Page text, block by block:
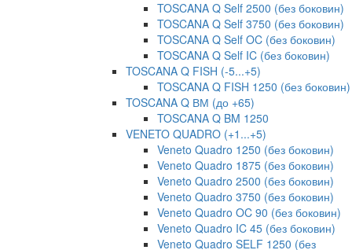
TOSCANA Q Self 2500 (без боковин)
TOSCANA Q Self 3750 (без боковин)
TOSCANA Q Self OC (без боковин)
TOSCANA Q Self IC (без боковин)
TOSCANA Q FISH (-5...+5)
TOSCANA Q FISH 1250 (без боковин)
TOSCANA Q ВМ (до +65)
TOSCANA Q BM 1250
VENETO QUADRO (+1...+5)
Veneto Quadro 1250 (без боковин)
Veneto Quadro 1875 (без боковин)
Veneto Quadro 2500 (без боковин)
Veneto Quadro 3750 (без боковин)
Veneto Quadro OC 90 (без боковин)
Veneto Quadro IC 45 (без боковин)
Veneto Quadro SELF 1250 (без